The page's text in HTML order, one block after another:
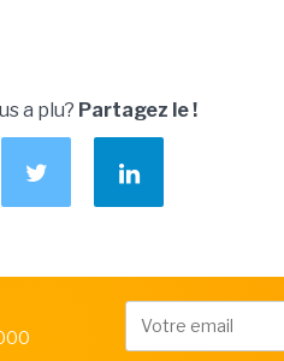
a plu? Partagez le !